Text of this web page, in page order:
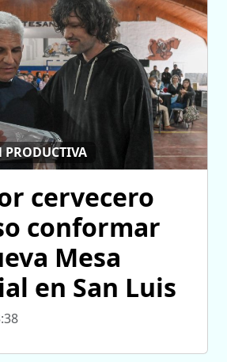
cervecero
conformar
Mesa
en San Luis